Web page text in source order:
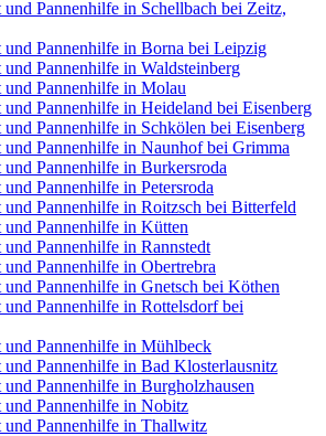
und Pannenhilfe in Schellbach bei Zeitz,
und Pannenhilfe in Borna bei Leipzig
und Pannenhilfe in Waldsteinberg
und Pannenhilfe in Molau
und Pannenhilfe in Heideland bei Eisenberg
und Pannenhilfe in Schkölen bei Eisenberg
und Pannenhilfe in Naunhof bei Grimma
und Pannenhilfe in Burkersroda
Pannenhilfe in Petersroda
und Pannenhilfe in Roitzsch bei Bitterfeld
und Pannenhilfe in Kütten
Pannenhilfe in Rannstedt
Pannenhilfe in Obertrebra
und Pannenhilfe in Gnetsch bei Köthen
und Pannenhilfe in Rottelsdorf bei
und Pannenhilfe in Mühlbeck
und Pannenhilfe in Bad Klosterlausnitz
und Pannenhilfe in Burgholzhausen
und Pannenhilfe in Nobitz
und Pannenhilfe in Thallwitz